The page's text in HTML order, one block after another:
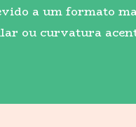
a um formato
ou curvatura